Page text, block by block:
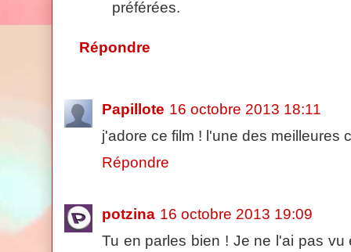
préférées.
Répondre
Papillote 16 octobre 2013 18:11
j'adore ce film ! l'une des meilleures
Répondre
potzina 16 octobre 2013 19:09
Tu en parles bien ! Je ne l'ai pas